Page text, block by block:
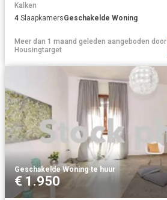
Kalken
4 SlaapkamersGeschakelde Woning
Meer dan 1 maand geleden aangeboden door
Housingtarget
Geschakelde Woning·te huur
€ 1.950